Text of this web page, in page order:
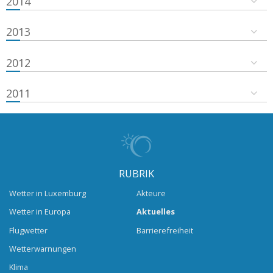
2013
2012
2011
RUBRIK
Wetter in Luxemburg
Wetter in Europa
Flugwetter
Wetterwarnungen
Klima
Akteure
Aktuelles
Barrierefreiheit